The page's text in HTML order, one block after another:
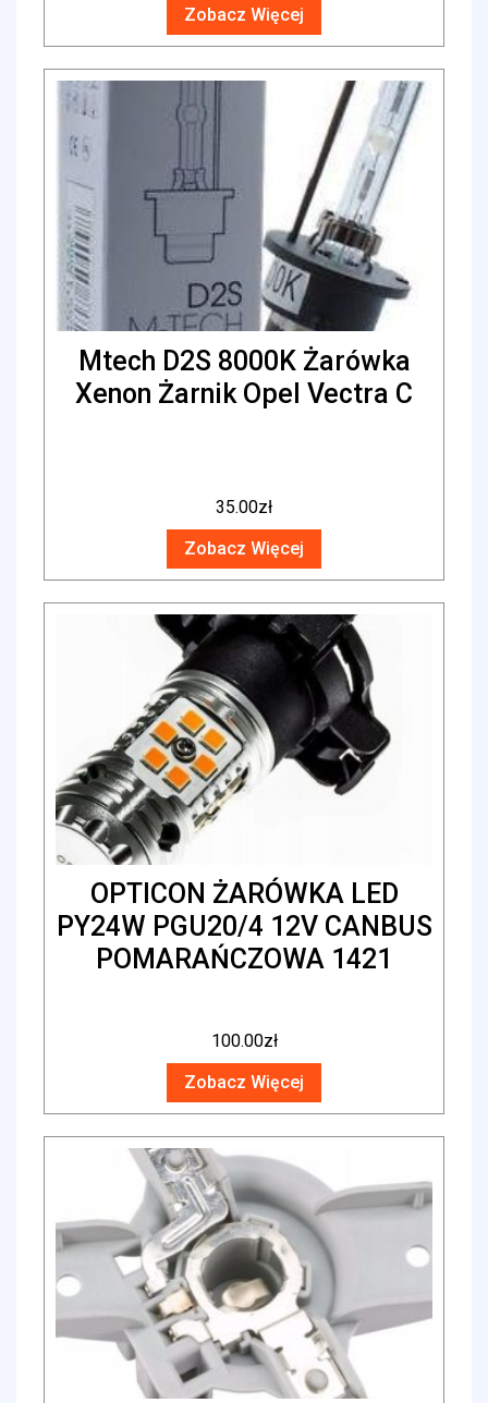
Zobacz Więcej
Mtech D2S 8000K Żarówka
Xenon Żarnik Opel Vectra C
35.00zł
Zobacz Więcej
OPTICON ŻARÓWKA LED
PY24W PGU20/4 12V CANBUS
POMARAŃCZOWA 1421
100.00zł
Zobacz Więcej